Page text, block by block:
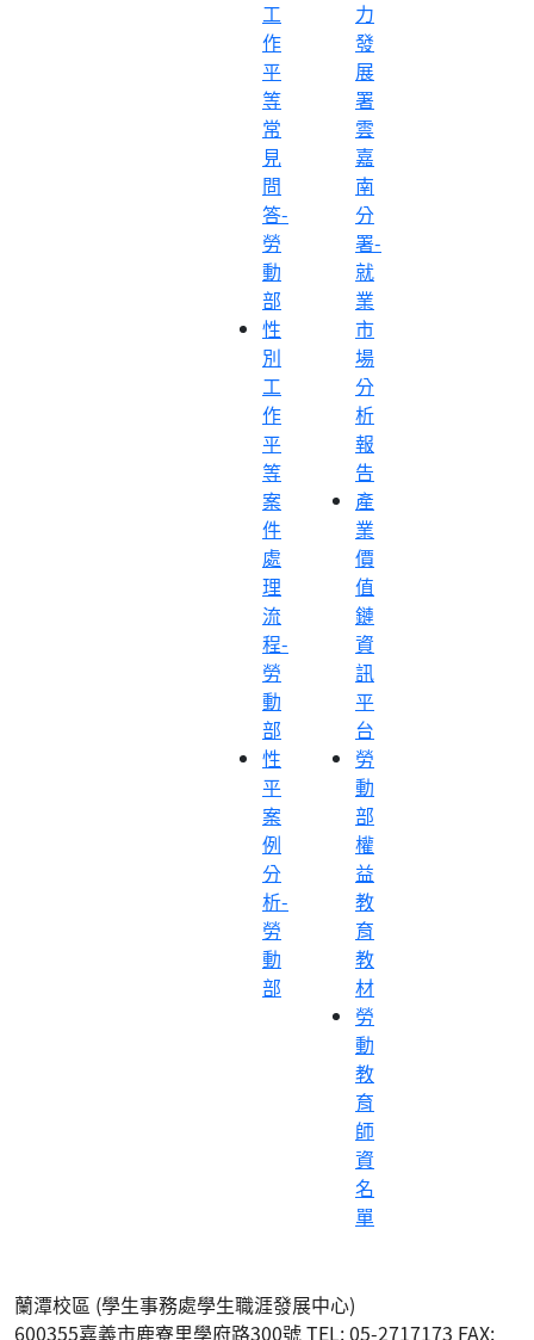
工
作
平
等
常
見
問
答-
勞
動
部
性
別
工
作
平
等
案
件
處
理
流
程-
勞
動
部
性
平
案
例
分
析-
勞
動
部
力
發
展
署
雲
嘉
南
分
署-
就
業
市
場
分
析
報
告
產
業
價
值
鏈
資
訊
平
台
勞
動
部
權
益
教
育
教
材
勞
動
教
育
師
資
名
單
蘭潭校區 (學生事務處學生職涯發展中心)
600355嘉義市鹿寮里學府路300號 TEL: 05-2717173 FAX: